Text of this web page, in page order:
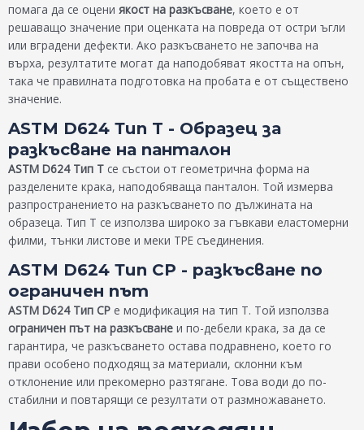
помага да се оцени якост на разкъсване, което е от
решаващо значение при оценката на повреда от остри ъгли
или вградени дефекти. Ако разкъсването не започва на
върха, резултатите могат да наподобяват якостта на опън,
така че правилната подготовка на пробата е от съществено
значение.
ASTM D624 Тип T - Образец за
разкъсване на панталон
ASTM D624 Тип T се състои от геометрична форма на
разделените крака, наподобяваща панталон. Той измерва
разпространението на разкъсването по дължината на
образеца. Тип Т се използва широко за гъвкави еластомерни
филми, тънки листове и меки TPE съединения.
ASTM D624 Тип CP - разкъсване по
ограничен път
ASTM D624 Тип CP е модификация на тип T. Той използва
ограничен път на разкъсване и по-дебели крака, за да се
гарантира, че разкъсването остава подравнено, което го
прави особено подходящ за материали, склонни към
отклонение или прекомерно разтягане. Това води до по-
стабилни и повтарящи се резултати от размножаването.